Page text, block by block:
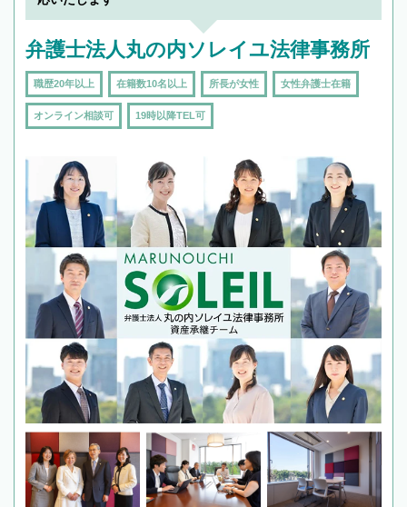
弁護士法人丸の内ソレイユ法律事務所
職歴20年以上 在籍数10名以上 所長が女性 女性弁護士在籍
オンライン相談可 19時以降TEL可